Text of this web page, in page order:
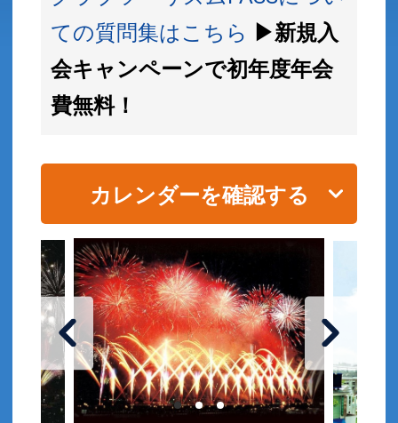
ての質問集はこちら ▶新規入
会キャンペーンで初年度年会
費無料！
カレンダーを確認する